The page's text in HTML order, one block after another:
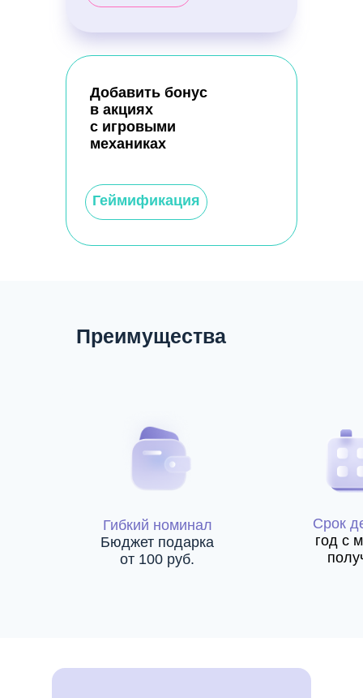
Добавить бонус
в акциях
с игровыми
механиках
Геймификация
Преимущества
Гибкий номинал
Бюджет подарка
от 100 руб.
Cрок
год с
Всегда вовремя.
Отправим адресатам
время